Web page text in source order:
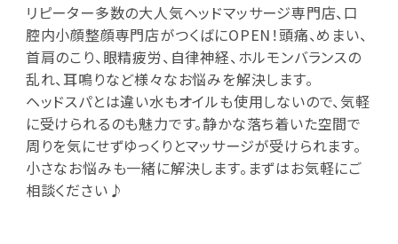
リピーター多数の大人気ヘッドマッサージ専門店、口
腔内小顔整顔専門店がつくばにOPEN！頭痛、めまい、
首肩のこり、眼精疲労、自律神経、ホルモンバランスの
乱れ、耳鳴りなど様々なお悩みを解決します。
ヘッドスパとは違い水もオイルも使用しないので、気軽
に受けられるのも魅力です。静かな落ち着いた空間で
周りを気にせずゆっくりとマッサージが受けられます。
小さなお悩みも一緒に解決します。まずはお気軽にご
相談ください♪